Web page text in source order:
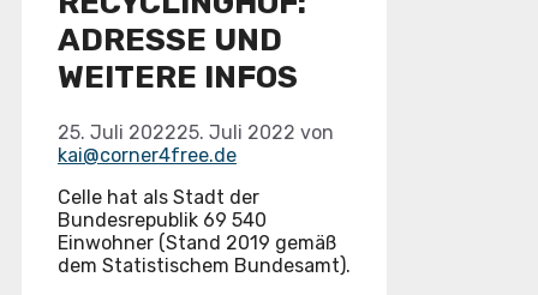
ADRESSE UND
WEITERE INFOS
25. Juli 202225. Juli 2022 von
kai@corner4free.de
Celle hat als Stadt der
Bundesrepublik 69 540
Einwohner (Stand 2019 gemäß
dem Statistischem Bundesamt).